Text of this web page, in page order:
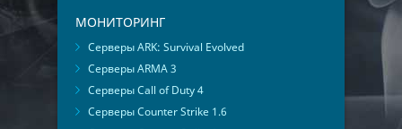
МОНИТОРИНГ
Серверы ARK: Survival Evolved
Серверы ARMA 3
Серверы Call of Duty 4
Серверы Counter Strike 1.6